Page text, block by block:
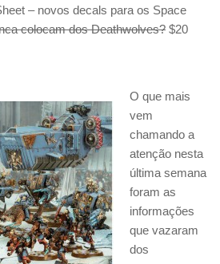
– novos decals para os Space
colocam dos Deathwolves? $20
O que mais
vem
chamando a
atenção nesta
última semana
foram as
informações
que vazaram
dos